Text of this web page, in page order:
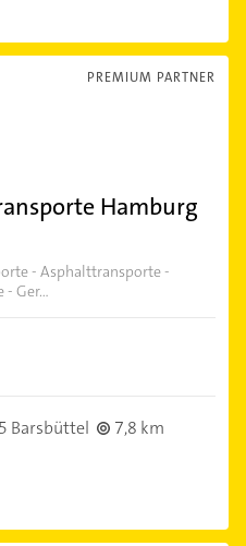
PREMIUM PARTNER
Hamburg
- Asphalttransporte -
Ger...
Barsbüttel
7,8 km